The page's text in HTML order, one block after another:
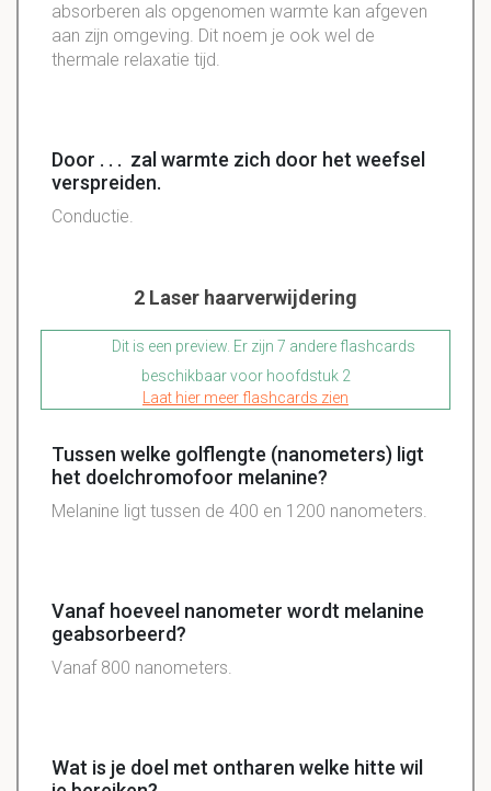
absorberen als opgenomen warmte kan afgeven
aan zijn omgeving. Dit noem je ook wel de
thermale relaxatie tijd.
Door . . . zal warmte zich door het weefsel
verspreiden.
Conductie.
2 Laser haarverwijdering
Dit is een preview. Er zijn 7 andere flashcards
beschikbaar voor hoofdstuk 2
Laat hier meer flashcards zien
Tussen welke golflengte (nanometers) ligt
het doelchromofoor melanine?
Melanine ligt tussen de 400 en 1200 nanometers.
Vanaf hoeveel nanometer wordt melanine
geabsorbeerd?
Vanaf 800 nanometers.
Wat is je doel met ontharen welke hitte wil